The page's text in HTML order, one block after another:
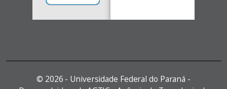
© 2026 - Universidade Federal do Paraná -